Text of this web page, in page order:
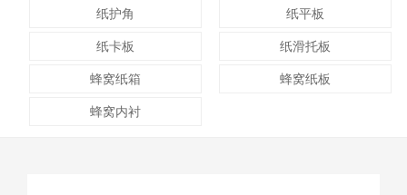
纸护角 纸平板
纸卡板 纸滑托板
蜂窝纸箱 蜂窝纸板
蜂窝内衬